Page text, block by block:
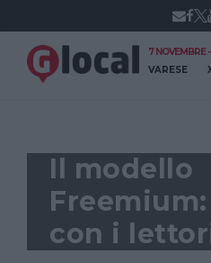
7 NOVEMBRE
VARESE
Il modello
con i